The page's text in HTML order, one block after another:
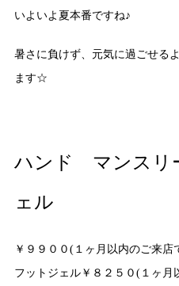
いよいよ夏本番ですね♪
暑さに負けず、元気に過ごせる
ます☆
ハンド マンスリ
ェル
￥９９００(１ヶ月以内のご来
フットジェル￥８２５０(１ヶ月